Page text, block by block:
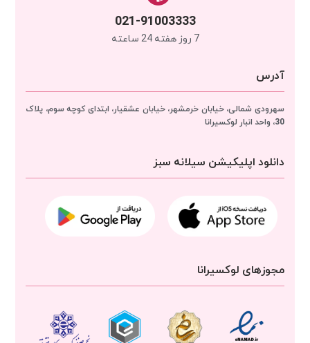
021-91003333
7 روز هفته 24 ساعته
آدرس
سهرودی شمالی، خیابان خرمشهر، خیابان عشقیار، ابتدای کوچه سوم، پلاک
30، واحد انبار
لوکسیرانا
دانلود اپلیکیشن سیلانه سبز
مجوزهای لوکسیرانا